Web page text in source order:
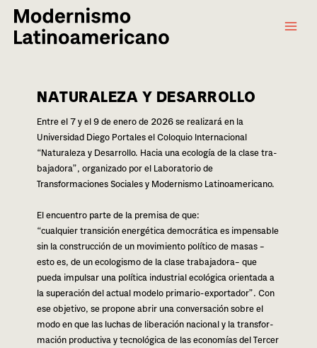
contenido
Menu
NATURALEZA Y DESARROLLO
Entre el 7 y el 9 de enero de 2026 se rea­li­za­rá en la
Universidad Diego Portales el Coloquio Internacional
“Naturaleza y Desarrollo. Hacia una eco­lo­gía de la clase tra­
ba­ja­do­ra”, orga­ni­za­do por el Laboratorio de
Transformaciones Sociales y Modernismo Latinoamericano.
El encuen­tro parte de la pre­mi­sa de que:
“cual­quier tran­si­ción ener­gé­ti­ca demo­crá­ti­ca es impen­sa­ble
sin la cons­truc­ción de un movi­mien­to polí­ti­co de masas –
esto es, de un eco­lo­gis­mo de la clase tra­ba­ja­do­ra– que
pueda impul­sar una polí­ti­ca indus­trial eco­ló­gi­ca orien­ta­da a
la supera­ción del actual mode­lo pri­ma­rio-expor­ta­dor”. Con
ese obje­ti­vo, se pro­po­ne abrir una con­ver­sa­ción sobre el
modo en que las luchas de libe­ra­ción nacio­nal y la trans­for­
ma­ción pro­duc­ti­va y tec­no­ló­gi­ca de las eco­no­mías del Tercer